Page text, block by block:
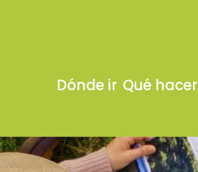
Dónde ir Qué hacer